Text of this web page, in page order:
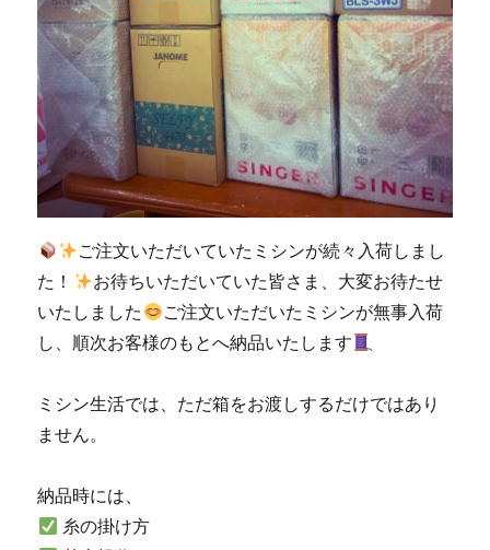
｜
郡
香
春
の
お
客
の
ご
依
頼
北
ご注文いただいていたミシンが続々入荷しまし
た！
お待ちいただいていた皆さま、大変お待たせ
いたしました
ご注文いただいたミシンが無事入荷
し、順次お客様のもとへ納品いたします
ミシン生活では、ただ箱をお渡しするだけではあり
ません。
納品時には、
糸の掛け方